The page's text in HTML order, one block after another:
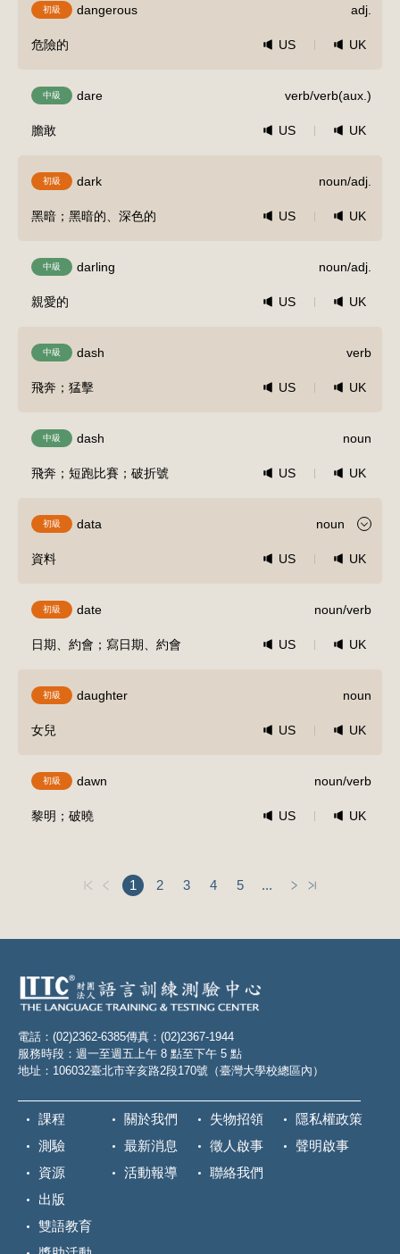
初級 dangerous adj.
危險的 US UK
中級 dare verb/verb(aux.)
膽敢 US UK
初級 dark noun/adj.
黑暗；黑暗的、深色的 US UK
中級 darling noun/adj.
親愛的 US UK
中級 dash verb
飛奔；猛擊 US UK
中級 dash noun
飛奔；短跑比賽；破折號 US UK
初級 data noun
資料 US UK
初級 date noun/verb
日期、約會；寫日期、約會 US UK
初級 daughter noun
女兒 US UK
初級 dawn noun/verb
黎明；破曉 US UK
1 2 3 4 5 ...
電話：(02)2362-6385傳真：(02)2367-1944
服務時段：週一至週五上午 8 點至下午 5 點
地址：106032臺北市辛亥路2段170號（臺灣大學校總區內）
課程
測驗
資源
出版
雙語教育
關於我們
最新消息
活動報導
失物招領
徵人啟事
聯絡我們
隱私權政策
聲明啟事